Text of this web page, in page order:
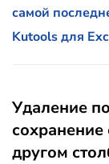
самой
Kutools для
Удаление
другом